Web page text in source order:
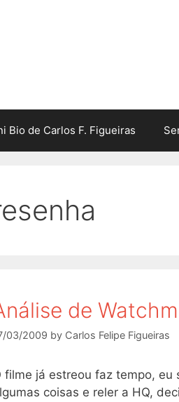
Bio de Carlos F. Figueiras
de
03/2009 by Carlos Felipe Figueiras
filme já estreou faz tempo,
coisas e reler a HQ,